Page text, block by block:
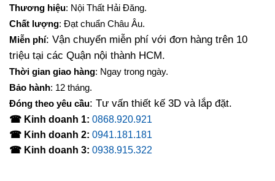
Thương hiệu: Nội Thất Hải Đăng.
Chất lượng: Đạt chuẩn Châu Âu.
Miễn phí: Vận chuyển miễn phí với đơn hàng trên 10
triệu tại các Quận nội thành HCM.
Thời gian giao hàng: Ngay trong ngày.
Bảo hành: 12 tháng.
Đóng theo yêu cầu: Tư vấn thiết kế 3D và lắp đặt.
☎ Kinh doanh 1: 0868.920.921
☎ Kinh doanh 2: 0941.181.181
☎ Kinh doanh 3: 0938.915.322